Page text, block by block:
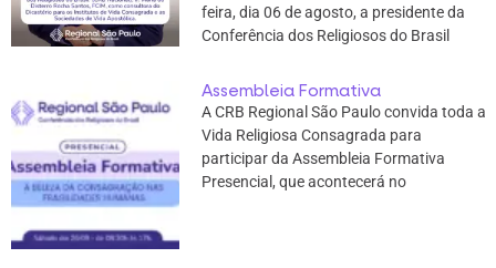
feira, dia 06 de agosto, a presidente da
Conferência dos Religiosos do Brasil
Assembleia Formativa
A CRB Regional São Paulo convida toda a
Vida Religiosa Consagrada para
participar da Assembleia Formativa
Presencial, que acontecerá no